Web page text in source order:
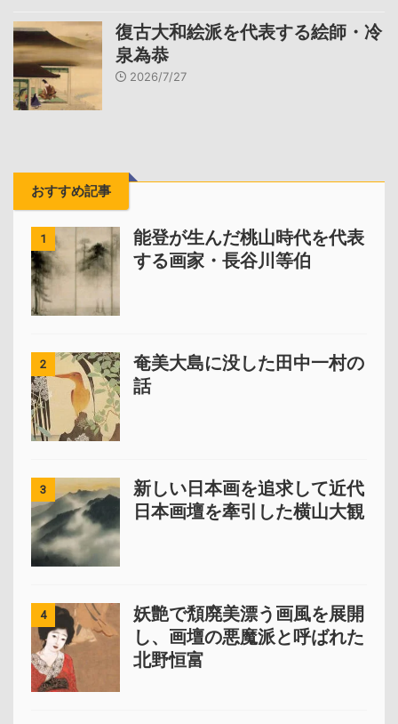
復古大和絵派を代表する絵師・冷
泉為恭
2026/7/27
おすすめ記事
1
能登が生んだ桃山時代を代表
する画家・長谷川等伯
2
奄美大島に没した田中一村の
話
3
新しい日本画を追求して近代
日本画壇を牽引した横山大観
4
妖艶で頽廃美漂う画風を展開
し、画壇の悪魔派と呼ばれた
北野恒富